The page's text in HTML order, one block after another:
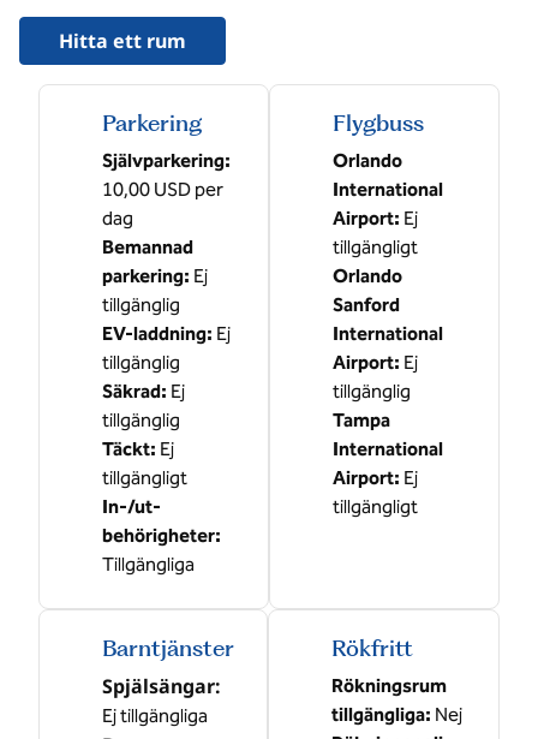
Hitta ett rum
Parkering
Självparkering:
10,00 USD per
dag
Bemannad
parkering: Ej
tillgänglig
EV-laddning: Ej
tillgänglig
Säkrad: Ej
tillgänglig
Täckt: Ej
tillgängligt
In-/ut-
behörigheter:
Tillgängliga
Flygbuss
Orlando
International
Airport: Ej
tillgängligt
Orlando
Sanford
International
Airport: Ej
tillgänglig
Tampa
International
Airport: Ej
tillgängligt
Barntjänster
Spjälsängar:
Ej tillgängliga
Rökfritt
Rökningsrum
tillgängliga: Nej